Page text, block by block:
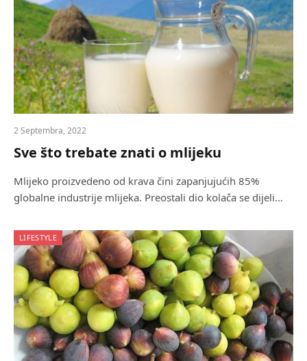
2 Septembra, 2022
Sve što trebate znati o mlijeku
Mlijeko proizvedeno od krava čini zapanjujućih 85%
globalne industrije mlijeka. Preostali dio kolača se dijeli…
LIFESTYLE